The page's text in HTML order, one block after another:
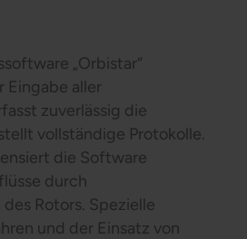
„Orbistar“
aller
zuverlässig die
vollständige Protokolle.
die Software
durch
Rotors. Spezielle
und der Einsatz von